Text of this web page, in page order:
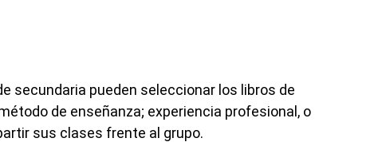
secundaria pueden seleccionar los libros de
de enseñanza; experiencia profesional, o
sus clases frente al grupo.